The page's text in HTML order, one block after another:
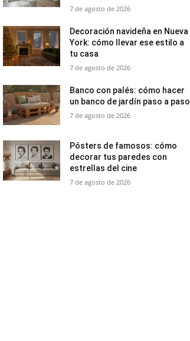
7 de agosto de 2026
Decoración navideña en Nueva
York: cómo llevar ese estilo a
tu casa
7 de agosto de 2026
Banco con palés: cómo hacer
un banco de jardín paso a paso
7 de agosto de 2026
Pósters de famosos: cómo
decorar tus paredes con
estrellas del cine
7 de agosto de 2026